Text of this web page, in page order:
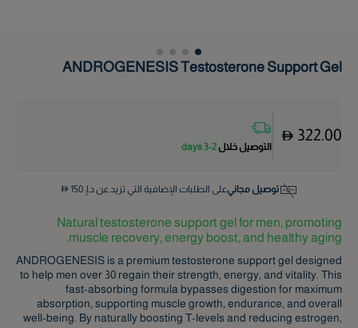
ANDROGENESIS Testosterone Support Gel
322.00
التوصيل خلال 2-3 days
توصيل مجانيعلى الطلبات الإضافية التي تزيد عن د.إ.150
Natural testosterone support gel for men, promoting
muscle recovery, energy boost, and healthy aging.
ANDROGENESIS is a premium testosterone support gel designed
to help men over 30 regain their strength, energy, and vitality. This
fast-absorbing formula bypasses digestion for maximum
absorption, supporting muscle growth, endurance, and overall
well-being. By naturally boosting T-levels and reducing estrogen,